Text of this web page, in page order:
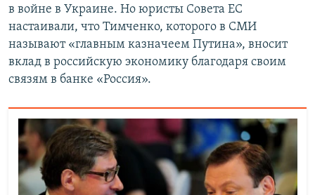
в войне в Украине. Но юристы Совета ЕС
настаивали, что Тимченко, которого в СМИ
называют «главным казначеем Путина», вносит
вклад в российскую экономику благодаря своим
связям в банке «Россия».